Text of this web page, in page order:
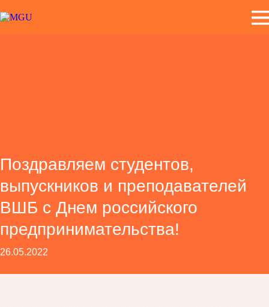
Поздравляем студентов,
выпускников и преподавателей
ВШБ с Днем российского
предпринимательства!
26.05.2022